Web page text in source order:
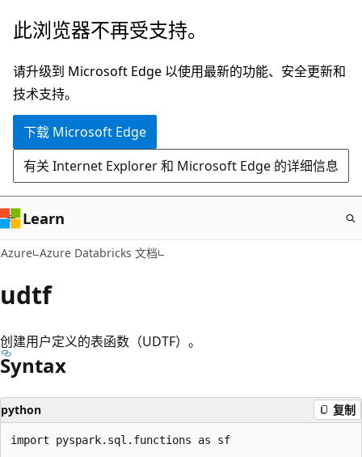
跳
主
要
内
此浏览器不再受支持。
请升级到 Microsoft Edge 以使用最新的功能、安全更新和
技术支持。
下载 Microsoft Edge
有关 Internet Explorer 和 Microsoft Edge 的详细信息
Learn
Azure Azure Databricks 文档
udtf
创建用户定义的表函数（UDTF）。
Syntax
python 复制
import pyspark.sql.functions as sf